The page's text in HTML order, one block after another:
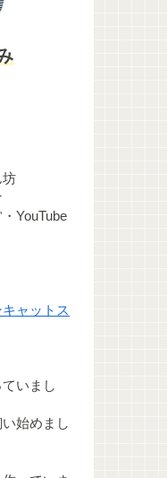
坊
YouTube
ャットス
いまし
始めまし